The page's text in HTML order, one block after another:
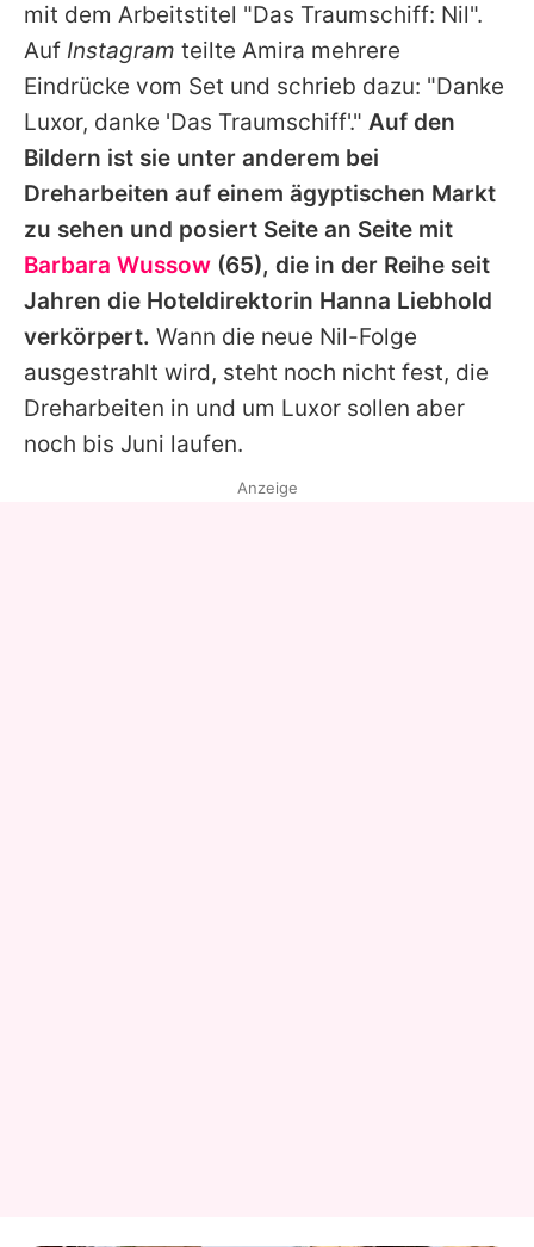
Redaktionelle Richtlinien
Impressum
Datenschutzerklärung
Utiq verwalten
mit dem Arbeitstitel "Das Traumschiff: Nil".
Auf Instagram teilte Amira mehrere
Eindrücke vom Set und schrieb dazu: "Danke
Luxor, danke 'Das Traumschiff'." Auf den
Bildern ist sie unter anderem bei
Dreharbeiten auf einem ägyptischen Markt
zu sehen und posiert Seite an Seite mit
Barbara Wussow (65), die in der Reihe seit
Jahren die Hoteldirektorin Hanna Liebhold
verkörpert. Wann die neue Nil-Folge
ausgestrahlt wird, steht noch nicht fest, die
Dreharbeiten in und um Luxor sollen aber
noch bis Juni laufen.
Anzeige